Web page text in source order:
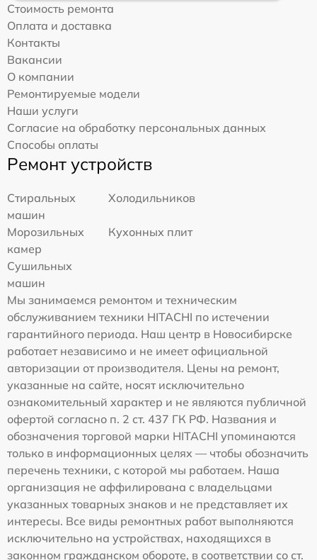
Стоимость ремонта
Оплата и доставка
Контакты
Вакансии
О компании
Ремонтируемые модели
Наши услуги
Согласие на обработку персональных данных
Способы оплаты
Ремонт устройств
Стиральных
машин
Холодильников
Морозильных
камер
Кухонных плит
Сушильных
машин
Мы занимаемся ремонтом и техническим
обслуживанием техники HITACHI по истечении
гарантийного периода. Наш центр в Новосибирске
работает независимо и не имеет официальной
авторизации от производителя. Цены на ремонт,
указанные на сайте, носят исключительно
ознакомительный характер и не являются публичной
офертой согласно п. 2 ст. 437 ГК РФ. Названия и
обозначения торговой марки HITACHI упоминаются
только в информационных целях — чтобы обозначить
перечень техники, с которой мы работаем. Наша
организация не аффилирована с владельцами
указанных товарных знаков и не представляет их
интересы. Все виды ремонтных работ выполняются
исключительно на устройствах, находящихся в
законном гражданском обороте, в соответствии со ст.